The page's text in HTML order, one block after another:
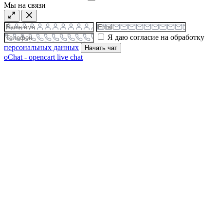
Мы на связи
Я даю согласие на обработку
персональных данных
Начать чат
oChat - opencart live chat